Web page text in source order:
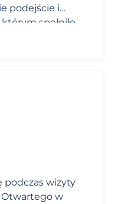
podejście i
spełniło
jakim
podczas wizyty
Otwartego w